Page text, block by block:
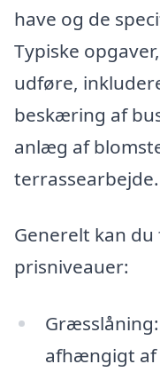
have og de
Typiske
udføre,
beskæring af
anlæg af
terrassearbejde.
Generelt kan
prisniveauer:
afhængigt af